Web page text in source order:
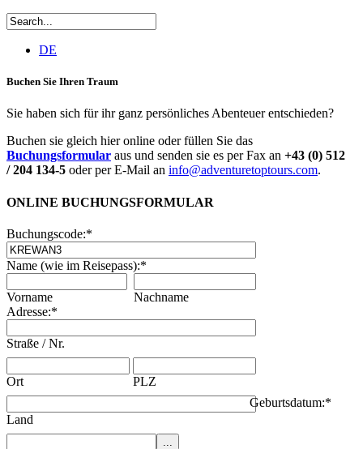
DE
Buchen Sie Ihren Traum
Sie haben sich für ihr ganz persönliches Abenteuer entschieden?
Buchen sie gleich hier online oder füllen Sie das
Buchungsformular aus und senden sie es per Fax an +43 (0) 512
/ 204 134-5 oder per E-Mail an info@adventuretoptours.com.
ONLINE BUCHUNGSFORMULAR
Buchungscode:*
Name (wie im Reisepass):*
Vorname
Nachname
Adresse:*
Straße / Nr.
Ort PLZ
Land
Geburtsdatum:*